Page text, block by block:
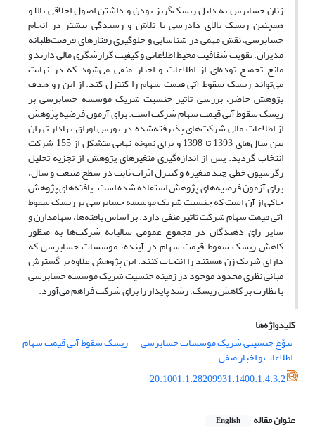
زنان حسابرس به دلیل ریسک‌گریز بودن و داشتن اصول اخلاقی بالا و
همچنین ریسک بالای دادرسی با تلاش و رسیدگی بیشتر در انجام
حسابرسی، نقش مهمی در شناسایی و جلوگیری رفتارهای فرصت‌طلبانه
مدیران، تقویت شفافیت محیط اطلاعاتی و کیفیت گزارشگری مالی دارند و
مانع تجمیع توده‌ای از اطلاعات و اخبار منفی می‌شود که در نهایت
می‌تواند ریسک سقوط آتی قیمت سهام را کنترل کند. از این رو هدف
پژوهش حاضر، بررسی تاثیر جنسیت شریک موسسه حسابرسی بر
ریسک سقوط آتی قیمت سهام شرکت است. برای آزمون فرضیه پژوهش
از اطلاعات مالی شرکت‌های پذیرفته‌شده در بورس اوراق بهادار تهران
بین سال‌های 1393 تا 1398 و برای نمونه نهایی متشکل از 155 شرکت
انتخاب گردید. پس از اندازه‌گیری متغیرهای پژوهش از تجزیه تحلیل
رگرسیون خطی چند متغیره و کنترل اثرات ثابت در سطح صنعت و سال،
برای آزمون فرضیه‌های‌ پژوهش استفاده ‌شده است. یافته‌های پژوهش
حاکی از آن است که جنسیت شریک موسسه حسابرسی بر ریسک سقوط
آتی قیمت سهام شرکت تاثیر منفی دارد. بر اساس یافته‌ها، سهامدارن و
سایر رائ دهندگان در مجموع عمومی سالیانه شرکت‌ها به منظور
کاهش ریسک سقوط قیمت سهام در آینده، موسسات حسابرسی که
دارای شریک زن هستند را انتخاب کنند. این پژوهش علاوه بر گسترش
مبانی نظری محدود موجود در زمینه جنسیت شریک موسسه حسابرسی
با نظارت بر کاهش ریسک، رشد پایدار را برای شرکت فراهم می‌آورد.
کلیدواژه‌ها
تنوّع جنسیتی شریک موسسات حسابرسی
ریسک سقوط آتی قیمت سهام
اطلاعات و اخبار منفی
20.1001.1.28209931.1400.1.4.3.2
عنوان مقاله English